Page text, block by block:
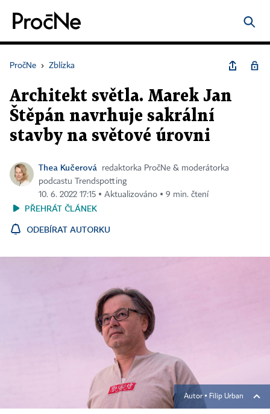
PročNe › Zblízka
Architekt světla. Marek Jan
Štěpán navrhuje sakrální
stavby na světové úrovni
Thea Kučerová
redaktorka PročNe & moderátorka
podcastu Trendspotting
10. 6. 2022 17:15 ▪ Aktualizováno ▪ 9 min. čtení
PŘEHRÁT ČLÁNEK
ODEBÍRAT AUTORKU
Autor ▪ Filip Urban